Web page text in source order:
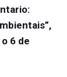
6 de